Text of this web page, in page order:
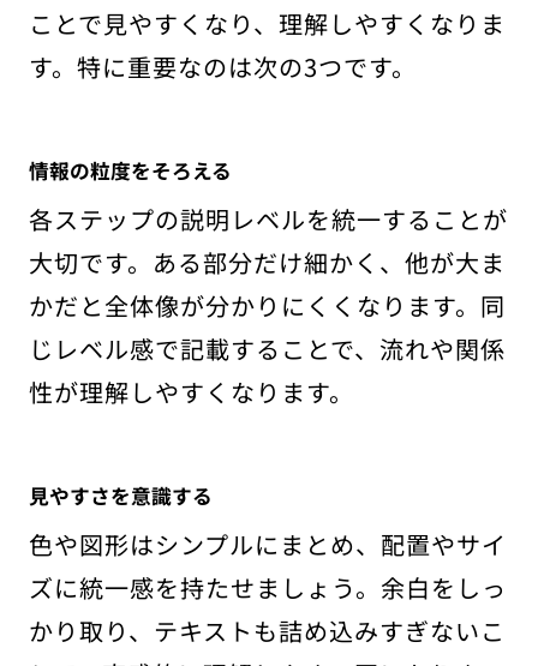
ことで見やすくなり、理解しやすくなりま
す。特に重要なのは次の3つです。
情報の粒度をそろえる
各ステップの説明レベルを統一することが
大切です。ある部分だけ細かく、他が大ま
かだと全体像が分かりにくくなります。同
じレベル感で記載することで、流れや関係
性が理解しやすくなります。
見やすさを意識する
色や図形はシンプルにまとめ、配置やサイ
ズに統一感を持たせましょう。余白をしっ
かり取り、テキストも詰め込みすぎないこ